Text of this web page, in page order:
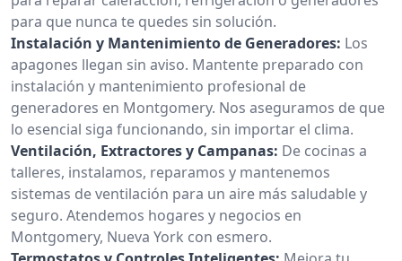
para que nunca te quedes sin solución.
Instalación y Mantenimiento de Generadores: Los
apagones llegan sin aviso. Mantente preparado con
instalación y mantenimiento profesional de
generadores en Montgomery. Nos aseguramos de que
lo esencial siga funcionando, sin importar el clima.
Ventilación, Extractores y Campanas: De cocinas a
talleres, instalamos, reparamos y mantenemos
sistemas de ventilación para un aire más saludable y
seguro. Atendemos hogares y negocios en
Montgomery, Nueva York con esmero.